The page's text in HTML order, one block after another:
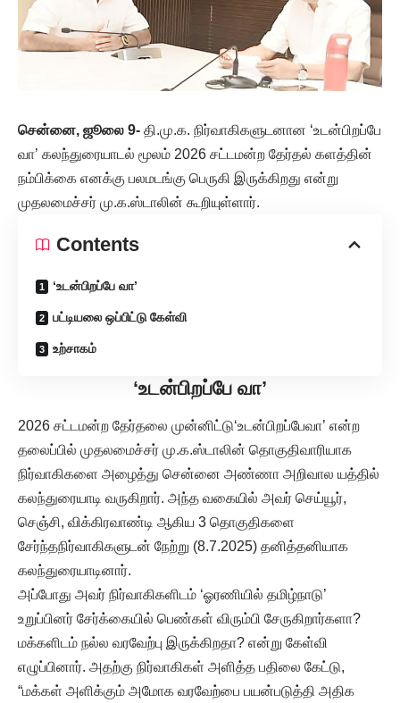
சென்னை, ஜூலை 9- தி.மு.க. நிர்வாகிகளுடனான ‘உடன்பிறப்பே
வா’ கலந்துரையாடல் மூலம் 2026 சட்டமன்ற தேர்தல் களத்தின்
நம்பிக்கை எனக்கு பலமடங்கு பெருகி இருக்கிறது என்று
முதலமைச்சர் மு.க.ஸ்டாலின் கூறியுள்ளார்.
Contents
‘உடன்பிறப்பே வா’
பட்டியலை ஒப்பிட்டு கேள்வி
உற்சாகம்
‘உடன்பிறப்பே வா’
2026 சட்டமன்ற தேர்தலை முன்னிட்டு‘உடன்பிறப்பேவா’ என்ற
தலைப்பில் முதலமைச்சர் மு.க.ஸ்டாலின் தொகுதிவாரியாக
நிர்வாகிகளை அழைத்து சென்னை அண்ணா அறிவால யத்தில்
கலந்துரையாடி வருகிறார். அந்த வகையில் அவர் செய்யூர்,
செஞ்சி, விக்கிரவாண்டி ஆகிய 3 தொகுதிகளை
சேர்ந்தநிர்வாகிகளுடன் நேற்று (8.7.2025) தனித்தனியாக
கலந்துரையாடினார்.
அப்போது அவர் நிர்வாகிகளிடம் ‘ஓரணியில் தமிழ்நாடு’
உறுப்பினர் சேர்க்கையில் பெண்கள் விரும்பி சேருகிறார்களா?
மக்களிடம் நல்ல வரவேற்பு இருக்கிறதா? என்று கேள்வி
எழுப்பினார். அதற்கு நிர்வாகிகள் அளித்த பதிலை கேட்டு,
“மக்கள் அளிக்கும் அமோக வரவேற்பை பயன்படுத்தி அதிக